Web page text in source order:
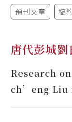
預刊文章 稿
唐代彭城
Research
ch’eng Liu